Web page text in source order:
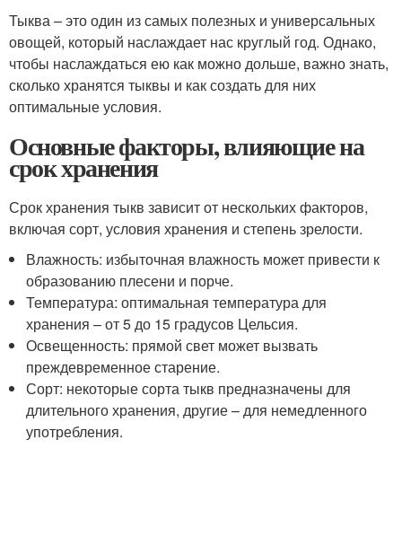
Тыква – это один из самых полезных и универсальных
овощей, который наслаждает нас круглый год. Однако,
чтобы наслаждаться ею как можно дольше, важно знать,
сколько хранятся тыквы и как создать для них
оптимальные условия.
Основные факторы, влияющие на
срок хранения
Срок хранения тыкв зависит от нескольких факторов,
включая сорт, условия хранения и степень зрелости.
Влажность: избыточная влажность может привести к
образованию плесени и порче.
Температура: оптимальная температура для
хранения – от 5 до 15 градусов Цельсия.
Освещенность: прямой свет может вызвать
преждевременное старение.
Сорт: некоторые сорта тыкв предназначены для
длительного хранения, другие – для немедленного
употребления.